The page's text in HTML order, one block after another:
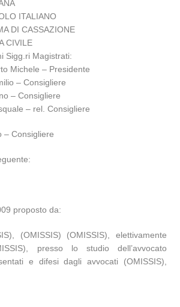
ITALIANO
DI CASSAZIONE
CIVILE
Sigg.ri Magistrati:
Michele – Presidente
– Consigliere
– Consigliere
– rel. Consigliere
– Consigliere
proposto da:
(OMISSIS) (OMISSIS), elettivamente
presso lo studio dell’avvocato
e difesi dagli avvocati (OMISSIS),